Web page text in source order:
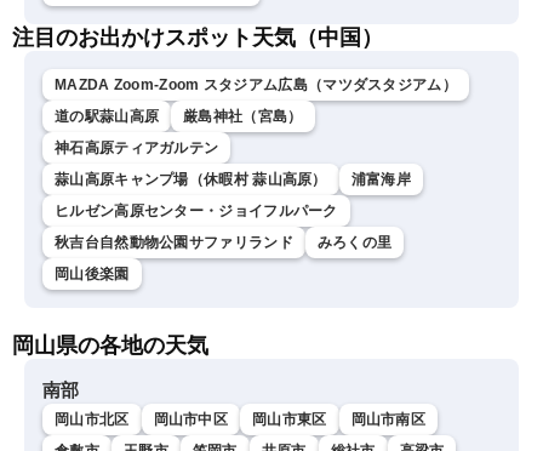
注目のお出かけスポット天気（中国）
MAZDA Zoom-Zoom スタジアム広島（マツダスタジアム）
道の駅蒜山高原
厳島神社（宮島）
神石高原ティアガルテン
蒜山高原キャンプ場（休暇村 蒜山高原）
浦富海岸
ヒルゼン高原センター・ジョイフルパーク
秋吉台自然動物公園サファリランド
みろくの里
岡山後楽園
岡山県の各地の天気
南部
岡山市北区 岡山市中区 岡山市東区
岡山市南区